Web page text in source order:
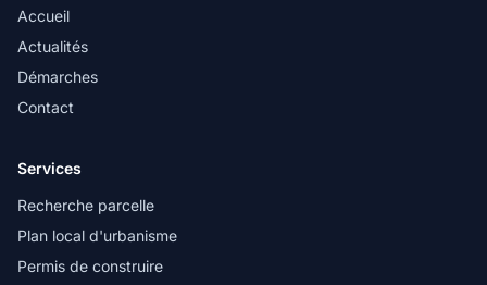
Accueil
Actualités
Démarches
Contact
Services
Recherche parcelle
Plan local d'urbanisme
Permis de construire